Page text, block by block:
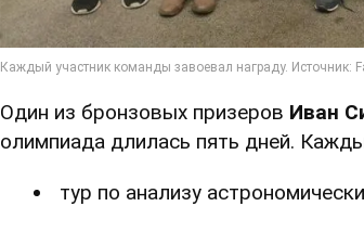
Один из бронзовых призеров Иван
олимпиада длилась пять дней.
тур по анализу